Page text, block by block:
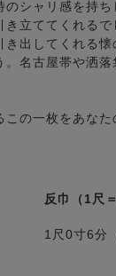
シャリ感を持
立ててくれる
出してくれる
名古屋帯や洒
の一枚をあな
反巾（1尺
1尺0寸6分